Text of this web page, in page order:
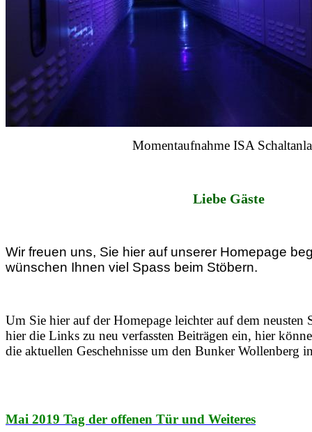
Momentaufnahme ISA
Liebe Gäste
Wir freuen uns, Sie hier auf unserer Homepage
wünschen Ihnen viel Spass beim Stöbern.
Um Sie hier auf der Homepage leichter auf dem neusten
hier die Links zu neu verfassten Beiträgen ein, hier
die aktuellen Geschehnisse um den Bunker Wollenberg
Mai 2019 Tag der offenen Tür und Weiteres